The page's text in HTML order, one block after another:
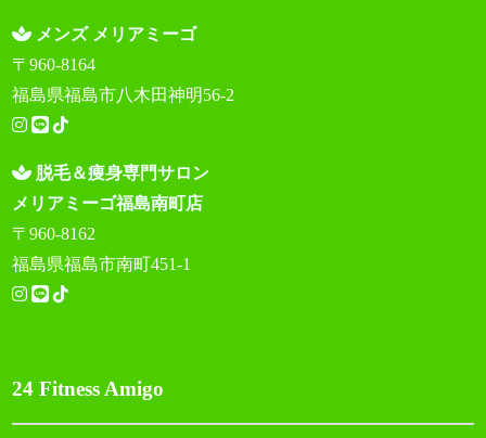
メンズ メリアミーゴ
〒960-8164
福島県福島市八木田神明56-2
脱毛＆痩身専門サロン
メリアミーゴ福島南町店
〒960-8162
福島県福島市南町451-1
24 Fitness Amigo